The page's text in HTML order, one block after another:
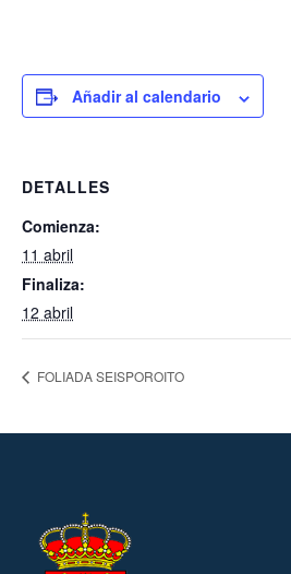
Añadir al calendario
DETALLES
Comienza:
11 abril
Finaliza:
12 abril
FOLIADA SEISPOROITO